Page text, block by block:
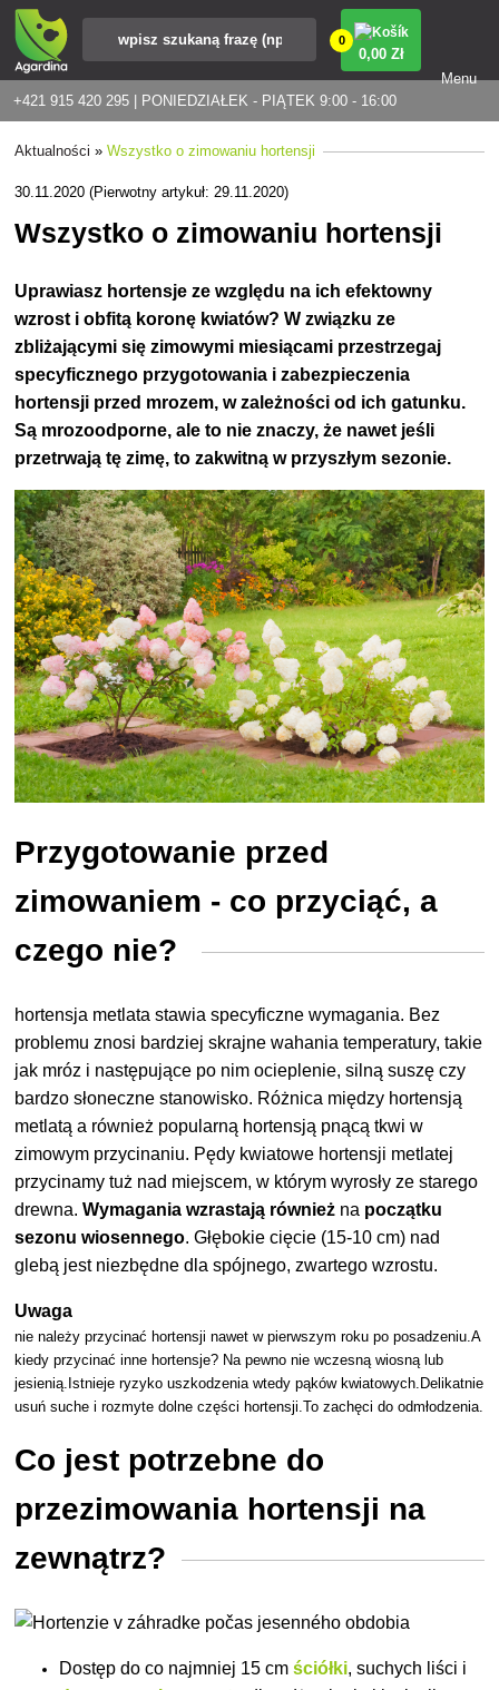
+421 915 420 295 | PONIEDZIAŁEK - PIĄTEK 9:00 - 16:00
0
0,00 Zł
Menu
Aktualności »Wszystko o zimowaniu hortensji
30.11.2020 (Pierwotny artykuł: 29.11.2020)
Wszystko o zimowaniu hortensji
Uprawiasz hortensje ze względu na ich efektowny
wzrost i obfitą koronę kwiatów? W związku ze
zbliżającymi się zimowymi miesiącami przestrzegaj
specyficznego przygotowania i zabezpieczenia
hortensji przed mrozem, w zależności od ich gatunku.
Są mrozoodporne, ale to nie znaczy, że nawet jeśli
przetrwają tę zimę, to zakwitną w przyszłym sezonie.
Przygotowanie przed
zimowaniem - co przyciąć, a
czego nie?
hortensja metlata stawia specyficzne wymagania. Bez
problemu znosi bardziej skrajne wahania temperatury, takie
jak mróz i następujące po nim ocieplenie, silną suszę czy
bardzo słoneczne stanowisko. Różnica między hortensją
metlatą a również popularną hortensją pnącą tkwi w
zimowym przycinaniu. Pędy kwiatowe hortensji metlatej
przycinamy tuż nad miejscem, w którym wyrosły ze starego
drewna. Wymagania wzrastają również na początku
sezonu wiosennego. Głębokie cięcie (15-10 cm) nad
glebą jest niezbędne dla spójnego, zwartego wzrostu.
Uwaga
nie należy przycinać hortensji nawet w pierwszym roku po posadzeniu.A
kiedy przycinać inne hortensje? Na pewno nie wczesną wiosną lub
jesienią.Istnieje ryzyko uszkodzenia wtedy pąków kwiatowych.Delikatnie
usuń suche i rozmyte dolne części hortensji.To zachęci do odmłodzenia.
Co jest potrzebne do
przezimowania hortensji na
zewnątrz?
Dostęp do co najmniej 15 cmściółki, suchych liści i